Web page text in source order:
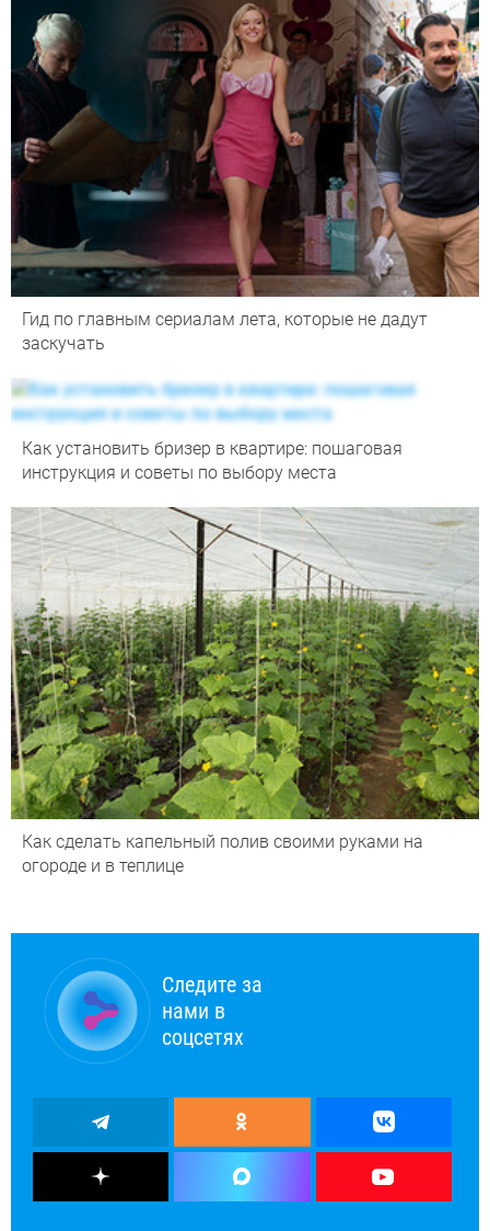
Гид по главным сериалам лета, которые не дадут
заскучать
Как установить бризер в квартире: пошаговая
инструкция и советы по выбору места
Как сделать капельный полив своими руками на
огороде и в теплице
Следите за
нами в
соцсетях